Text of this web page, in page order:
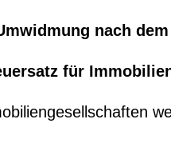
nach
für